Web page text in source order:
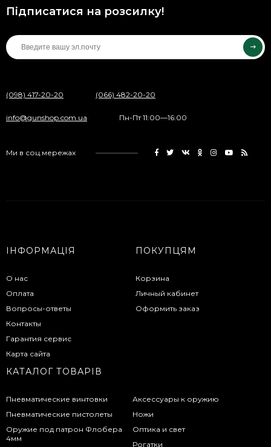
Підписатися на розсилку!
(098) 417-20-20 (066) 482-20-20
info@gunshop.com.ua Пн-Пт 11:00—16:00
Ми в соц.мережах
ІНФОРМАЦІЯ
О нас
Оплата
Вопросы-ответы
Контакты
Гарантия сервис
Карта сайта
ПОКУПЦЯМ
Корзина
Личный кабинет
Оформить заказ
КАТАЛОГ ТОВАРІВ
Пневматические винтовки
Пневматические пистолеты
Оружие под патрон Флобера
4мм
Аксессуары к оружию
Ножи
Оптика и свет
Рогатки